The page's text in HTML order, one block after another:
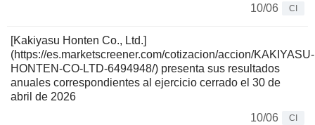
10/06
CI
[Kakiyasu Honten Co., Ltd.]
(https://es.marketscreener.com/cotizacion/accion/KAKIYASU-
HONTEN-CO-LTD-6494948/) presenta sus resultados
anuales correspondientes al ejercicio cerrado el 30 de
abril de 2026
10/06
CI